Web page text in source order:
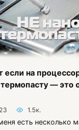
если на
термопасту — это
1.5к.
есть несколько